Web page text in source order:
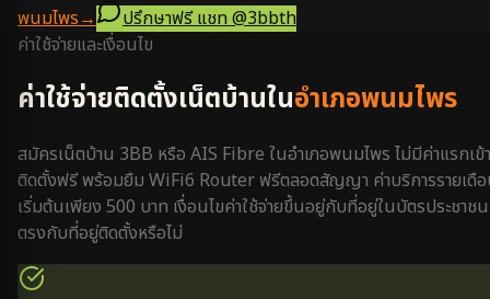
พนมไพร→ ปรึกษาฟรี แชท@3bbth
ค่าใช้จ่ายและเงื่อนไข
ค่าใช้จ่ายติดตั้งเน็ตบ้านในอำเภอพนมไพร
สมัครเน็ตบ้าน 3BB หรือ AIS Fibre ในอำเภอพนมไพร ไม่มีค่าแรกเข้า
ติดตั้งฟรี พร้อมยืม WiFi6 Router ฟรีตลอดสัญญา ค่าบริการรายเดื
เริ่มต้นเพียง 500 บาท เงื่อนไขค่าใช้จ่ายขึ้นอยู่กับที่อยู่ในบัตรประชาชน
ตรงกับที่อยู่ติดตั้งหรือไม่